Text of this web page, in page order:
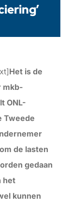
Het is de
mkb-
ONL-
Tweede
de lasten
gedaan
het
kunnen